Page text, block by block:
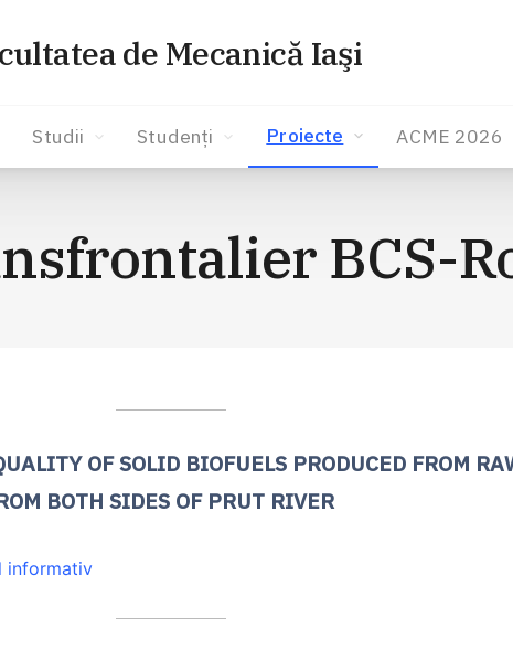
de Mecanică Iaşi
Studii Studenți Proiecte ACME 2026
BCS-
OF SOLID BIOFUELS PRODUCED FROM
BOTH SIDES OF PRUT RIVER
informativ